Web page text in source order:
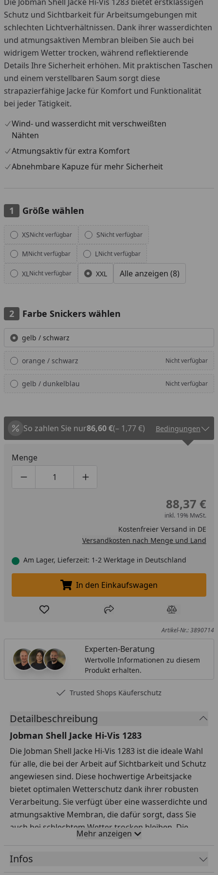
Schutz und Sichtbarkeit für Arbeitsumgebungen mit
schlechten Lichtverhältnissen. Dank ihrer wasserdichten
und atmungsaktiven Membran bleiben Sie auch bei
widrigem Wetter trocken, während reflektierende
Details Ihre Sicherheit erhöhen. Mit praktischen Taschen
und einem verstellbaren Saum sorgt diese
strapazierfähige Jacke für Komfort und Funktionalität
bei jeder Tätigkeit.
Wind- und wasserdicht mit verschweißten
Nähten
Atmungsaktiv für extra Komfort
Abnehmbare Kapuze für mehr Sicherheit
Größe wählen
Alle anzeigen (8)
XSNicht verfügbar SNicht verfügbar
MNicht verfügbar LNicht verfügbar
XL Nicht verfügbar XXL Alle anzeigen (8)
Farbe Snickers wählen
Alle anzeigen (3)
gelb / schwarz
orange / schwarz Nicht verfügbar
gelb / dunkelblau Nicht verfügbar
So zahlen Sie nur86,60 €(– 1,77 €) Bedingungen
Menge
Produktmenge um eins verringern
Produktmenge manuell eingeben
Produktmenge um eins erhöhen
88,37 €
inkl. 19% MwSt.
Kostenfreier Versand in DE
Versandkosten nach Menge und Land
Am Lager, Lieferzeit: 1-2 Werktage in Deutschland
In den Einkaufswagen legen
In den Einkaufswagen
Produkt zur Wunschliste hinzufügen
Teilen Produkt
Artikel-Nr.: 3890714
Experten-Beratung
Wertvolle Informationen zu diesem
Produkt erhalten.
Trusted Shops Käuferschutz
Detailbeschreibung
Jobman Shell Jacke Hi-Vis 1283
Die Jobman Shell Jacke Hi-Vis 1283 ist die ideale Wahl
für alle, die bei der Arbeit auf Sichtbarkeit und Schutz
angewiesen sind. Diese hochwertige Arbeitsjacke
bietet optimalen Wetterschutz dank ihrer robusten
Verarbeitung. Sie verfügt über eine wasserdichte und
atmungsaktive Membran, die dafür sorgt, dass Sie
auch bei schlechtem Wetter trocken bleiben. Die
auffällige Hi-Vis-Farbe erhöht Ihre Sicherheit in
Umgebungen mit schlechter Beleuchtung oder
hohem Verkehrsaufkommen.
Mehr anzeigen
Infos